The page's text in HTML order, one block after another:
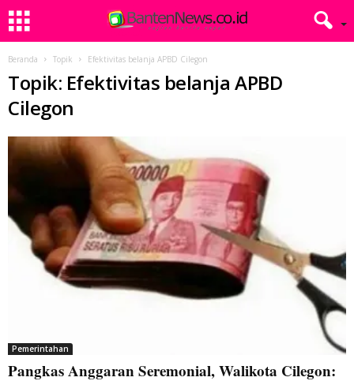
Beranda Topik Efektivitas belanja APBD Cilegon
Topik: Efektivitas belanja APBD
Cilegon
Pemerintahan
Pangkas Anggaran Seremonial, Walikota Cilegon: